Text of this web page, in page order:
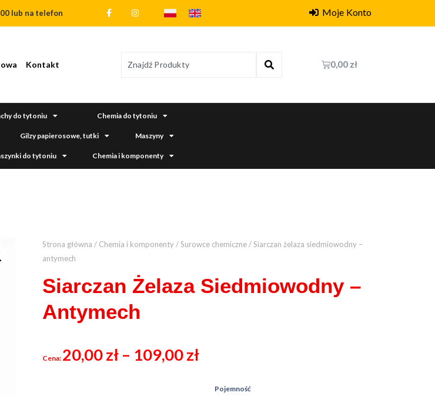
lub na telefon Moje Konto
Kontakt 0,00 zł
do tytoniu Chemia do tytoniu
Gilzy papierosowe, tutki Maszyny
do tytoniu Chemia i komponenty
Strona główna / Chemia i komponenty/Surowce chemiczne/ Siarczan żelaza siedmiowodny –
antymech
Siarczan Żelaza Siedmiowodny –
Antymech
20,00zł – 109,00zł
Pojemność